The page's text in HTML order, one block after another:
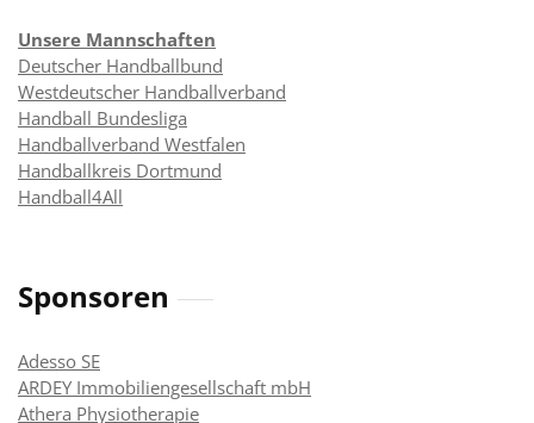
Unsere Mannschaften
Deutscher Handballbund
Westdeutscher Handballverband
Handball Bundesliga
Handballverband Westfalen
Handballkreis Dortmund
Handball4All
Sponsoren
Adesso SE
ARDEY Immobiliengesellschaft mbH
Athera Physiotherapie